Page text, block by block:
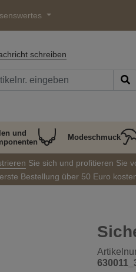
schreiben
und
Modeschmuck
Sie sich und profitieren Sie
Bestellung über 50 Euro